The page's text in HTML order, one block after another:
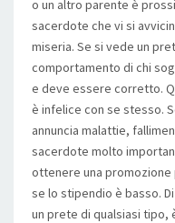
o un altro parente è
sacerdote che vi si
miseria. Se si vede un
comportamento di chi
e deve essere corretto.
è infelice con se stesso.
annuncia malattie,
sacerdote molto
ottenere una
se lo stipendio è basso.
un prete di qualsiasi tipo,